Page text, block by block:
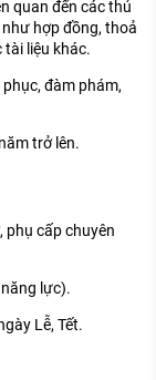
quan đến các thủ
hợp đồng, thoả
tài liệu khác.
đàm phám,
trở lên.
phụ cấp chuyên
lực).
Lễ, Tết.